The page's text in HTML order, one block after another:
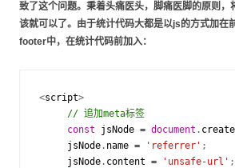
致了这个问题。秉着头痛医头，脚痛医脚的原则
该就可以了。由于统计代码大都是以js的方式加在
footer中，在统计代码前加入：
<script>
// 追加meta标签
const
jsNode = document .
jsNode . name = 'referrer' ;
jsNode . content = 'unsafe-url' ;